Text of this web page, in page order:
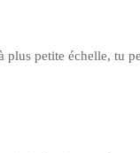
plus petite échelle, tu